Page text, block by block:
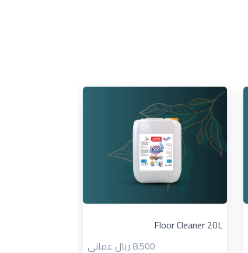
Floor Cleaner 20L
8.500 ريال عماني